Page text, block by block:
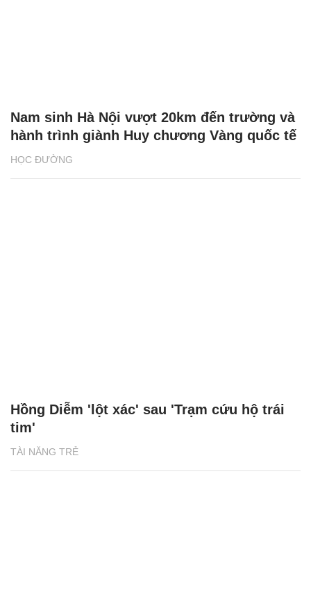
HỌC ĐƯỜNG
Nam sinh Hà Nội vượt 20km đến trường và
hành trình giành Huy chương Vàng quốc tế
TÀI NĂNG TRẺ
Hồng Diễm 'lột xác' sau 'Trạm cứu hộ trái
tim'